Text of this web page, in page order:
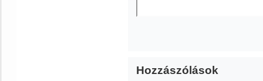
Hozzászólások